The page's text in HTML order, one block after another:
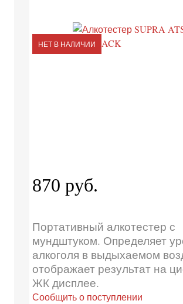
НЕТ В НАЛИЧИИ
870 руб.
Портативный алкотестер с
мундштуком. Определяет
алкоголя в выдыхаемом
отображает результат на
ЖК дисплее.
Сообщить о поступлении